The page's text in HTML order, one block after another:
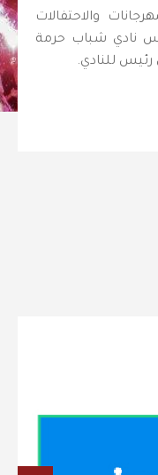
والاحتفالات
نادي شباب حرمة
رئيس للنادي.